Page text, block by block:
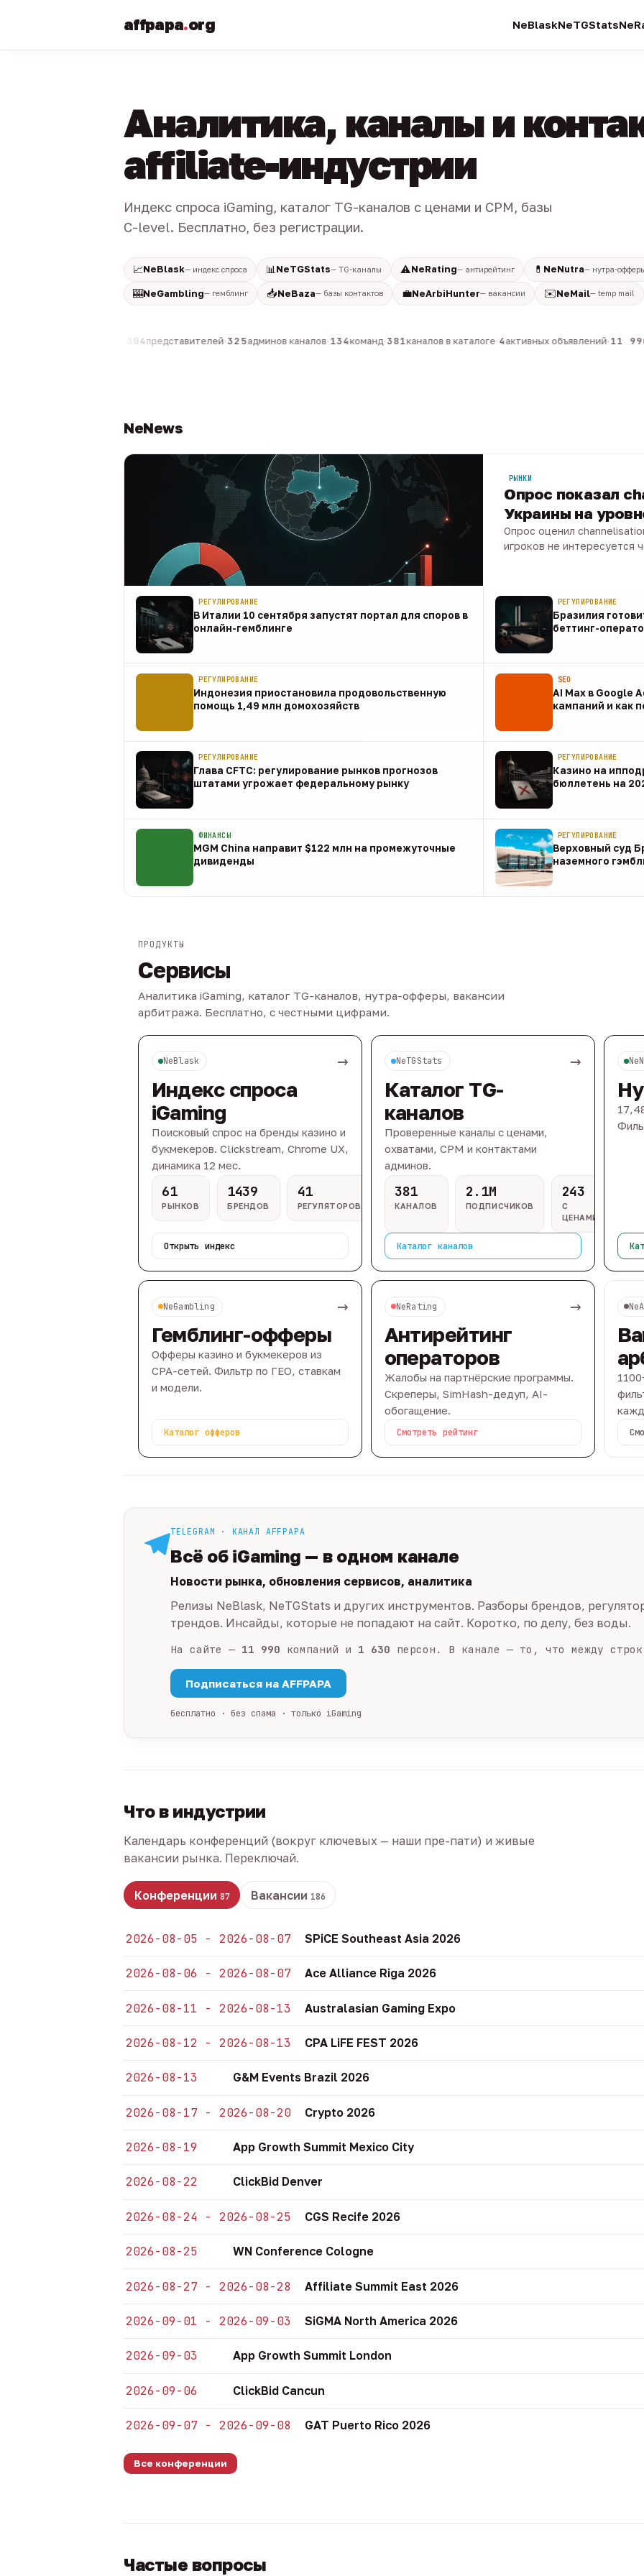
affpapa.org NeBlaskNeTGStats
Аналитика, каналы и
affiliate-индустрии
Индекс спроса iGaming, каталог TG-каналов с ценами и CPM, базы
C-level. Бесплатно, без регистрации.
📈NeBlask— индекс спроса 📊 NeTGStats— TG-каналы ⚠️NeRating— антирейтинг 💊 NeNutra— нутра-
🎰NeGambling— гемблинг 📥NeBaza— базы контактов 💼NeArbiHunter— вакансии ✉️NeMail— temp mail
804представителей·325админов каналов·134команд·381каналов в каталоге·4активных объявлений·11 990
NeNews
РЫНКИ
Опрос показал
Украины на
Опрос оценил
игроков не интересуется
РЕГУЛИРОВАНИЕ
В Италии 10 сентября запустят портал для споров в
онлайн-гемблинге
РЕГУЛИРОВАНИЕ
Бразилия
беттинг-
07 авг
РЕГУЛИРОВАНИЕ
Индонезия приостановила продовольственную
помощь 1,49 млн домохозяйств
SEO
AI Max в Google
кампаний и как
07 авг
РЕГУЛИРОВАНИЕ
Глава CFTC: регулирование рынков прогнозов
штатами угрожает федеральному рынку
РЕГУЛИРОВАНИЕ
Казино на
бюллетень на
07 авг
ФИНАНСЫ
MGM China направит $122 млн на промежуточные
дивиденды
РЕГУЛИРОВАНИЕ
Верховный суд
наземного
07 авг
ПРОДУКТЫ
Сервисы
Аналитика iGaming, каталог TG-каналов, нутра-офферы, вакансии
арбитража. Бесплатно, с честными цифрами.
NeBlask →
Индекс спроса
iGaming
Поисковый спрос на бренды казино и
букмекеров. Clickstream, Chrome UX,
динамика 12 мес.
61
РЫНКОВ
1439
БРЕНДОВ
41
РЕГУЛЯТОРОВ
Открыть индекс
NeTGStats →
Каталог TG-
каналов
Проверенные каналы с ценами,
охватами, CPM и контактами
админов.
381
КАНАЛОВ
2.1M
ПОДПИСЧИКОВ
243
С
ЦЕНАМИ
Каталог каналов
NeGambling →
Гемблинг-офферы
Офферы казино и букмекеров из
CPA-сетей. Фильтр по ГЕО, ставкам
и модели.
Каталог офферов
NeRating →
Антирейтинг
операторов
Жалобы на партнёрские программы.
Скреперы, SimHash-дедуп, AI-
обогащение.
Смотреть рейтинг
TELEGRAM · КАНАЛ AFFPAPA
Всё об iGaming — в одном канале
Новости рынка, обновления сервисов, аналитика
Релизы NeBlask, NeTGStats и других инструментов. Разборы брендов,
трендов. Инсайды, которые не попадают на сайт. Коротко, по делу, без воды.
На сайте — 11 990 компаний и 1 630 персон. В канале — то, что между
Подписаться на AFFPAPA
бесплатно · без спама · только iGaming
Что в индустрии
Календарь конференций (вокруг ключевых — наши пре-пати) и живые
вакансии рынка. Переключай.
Конференции 87 Вакансии 186
2026-08-05 - 2026-08-07 SPiCE Southeast Asia 2026
2026-08-06 - 2026-08-07 Ace Alliance Riga 2026
2026-08-11 - 2026-08-13 Australasian Gaming Expo
2026-08-12 - 2026-08-13 CPA LiFE FEST 2026
2026-08-13 G&M Events Brazil 2026
2026-08-17 - 2026-08-20 Crypto 2026
2026-08-19 App Growth Summit Mexico City
2026-08-22 ClickBid Denver
2026-08-24 - 2026-08-25 CGS Recife 2026
2026-08-25 WN Conference Cologne
2026-08-27 - 2026-08-28 Affiliate Summit East 2026
2026-09-01 - 2026-09-03 SiGMA North America 2026
2026-09-03 App Growth Summit London
2026-09-06 ClickBid Cancun
2026-09-07 - 2026-09-08 GAT Puerto Rico 2026
Все конференции
Частые вопросы